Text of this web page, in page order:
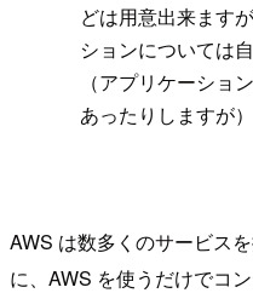
どは用意出来ます
ションについては
（アプリケーショ
あったりしますが）
AWS は数多くのサービス
に、AWS を使うだけでコ